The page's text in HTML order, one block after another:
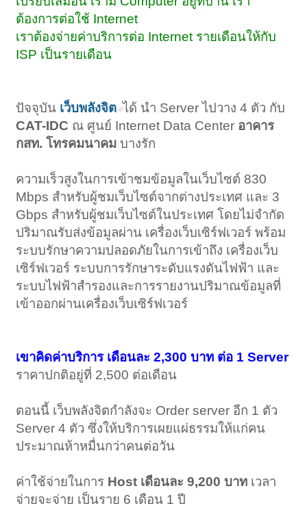
ต้องการต่อใช้ Internet
เราต้องจ่ายค่าบริการต่อ Internet รายเดือนให้กับ
ISP เป็นรายเดือน
ปัจจุบัน เว็บพลังจิต ได้ นำ Server ไปวาง 4 ตัว กับ
CAT-IDC ณ ศูนย์ Internet Data Center อาคาร
กสท. โทรคมนาคม บางรัก
ความเร็วสูงในการเข้าชมข้อมูลในเว็บไซต์ 830
Mbps สําหรับผู้ชมเว็บไซต์จากต่างประเทศ และ 3
Gbps สําหรับผู้ชมเว็บไซต์ในประเทศ โดยไม่จํากัด
ปริมาณรับส่งข้อมูลผ่าน เครื่องเว็บเซิร์ฟเวอร์ พร้อม
ระบบรักษาความปลอดภัยในการเข้าถึง เครื่องเว็บ
เซิร์ฟเวอร์ ระบบการรักษาระดับแรงดันไฟฟ้า และ
ระบบไฟฟ้าสํารองและการรายงานปริมาณข้อมูลที่
เข้าออกผ่านเครื่องเว็บเซิร์ฟเวอร์
เขาคิดค่าบริการ เดือนละ 2,300 บาท ต่อ 1 Server
ราคาปกติอยู่ที่ 2,500 ต่อเดือน
ตอนนี้ เว็บพลังจิตกำลังจะ Order server อีก 1 ตัว
Server 4 ตัว ซึ่งให้บริการเผยแผ่ธรรมให้แก่คน
ประมาณห้าหมื่นกว่าคนต่อวัน
ค่าใช้จ่ายในการ Host เดือนละ 9,200 บาท เวลา
จ่ายจะจ่าย เป็นราย 6 เดือน 1 ปี